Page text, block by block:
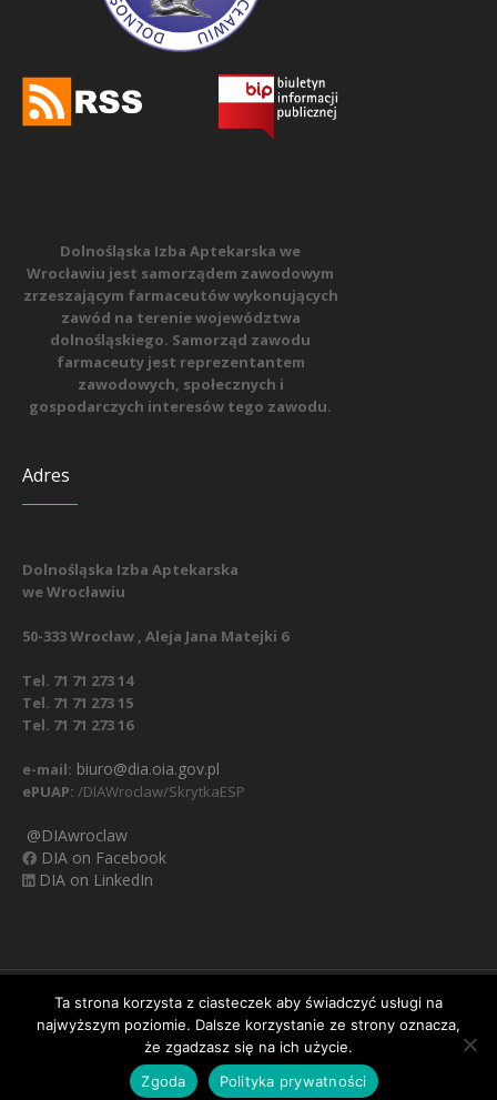
Ważna informacja:zmiana numerów telefonów
do biura Izby. Nowe numery:71 71 273 14oraz
15oraz71 71 273 16
Dolnośląska Izba Aptekarska we
Wrocławiu jest samorządem zawodowym
zrzeszającym farmaceutów wykonujących
zawód na terenie województwa
dolnośląskiego. Samorząd zawodu
farmaceuty jest reprezentantem
zawodowych, społecznych i
gospodarczych interesów tego zawodu.
Adres
Dolnośląska Izba Aptekarska
we Wrocławiu
50-333 Wrocław , Aleja Jana Matejki 6
Tel. 71 71 273 14
Tel. 71 71 273 15
Tel. 71 71 273 16
e-mail: biuro@dia.oia.gov.pl
ePUAP: /DIAWroclaw/SkrytkaESP
@DIAwroclaw
DIA on Facebook
DIA on LinkedIn
Nasz Facebook Regulamin
Polityka prywatności
Obowiązek informacyjny RODO
Klauzula informacyjna
/ Dolnośląska Izba Aptekarska © 2020
Ta strona korzysta z ciasteczek aby świadczyć usługi na
najwyższym poziomie. Dalsze korzystanie ze strony oznacza,
że zgadzasz się na ich użycie.
Zgoda
Polityka prywatności